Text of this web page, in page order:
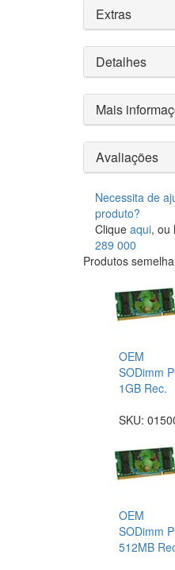
Extras
Detalhes
Mais
Avaliações
Necessita de
produto?
Clique aqui, ou
289 000
Produtos
OEM
SODimm
1GB Rec.
SKU:
OEM
SODimm
512MB